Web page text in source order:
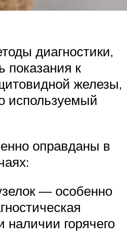
диагностики,
показания к
железы,
используемый
оправданы в
— особенно
наличии горячего